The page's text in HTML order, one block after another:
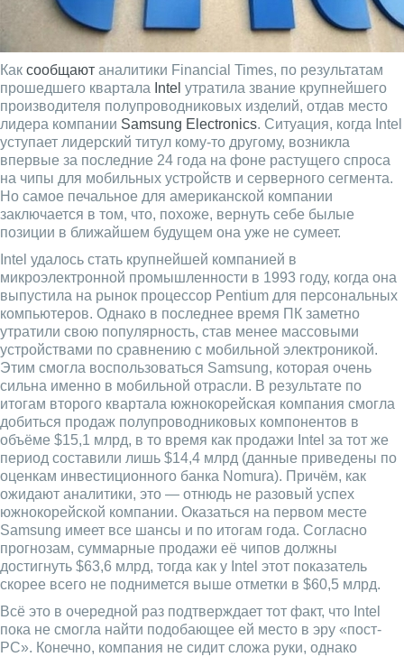
Как сообщают аналитики Financial Times, по результатам
прошедшего квартала Intel утратила звание крупнейшего
производителя полупроводниковых изделий, отдав место
лидера компании Samsung Electronics. Ситуация, когда Intel
уступает лидерский титул кому-то другому, возникла
впервые за последние 24 года на фоне растущего спроса
на чипы для мобильных устройств и серверного сегмента.
Но самое печальное для американской компании
заключается в том, что, похоже, вернуть себе былые
позиции в ближайшем будущем она уже не сумеет.
Intel удалось стать крупнейшей компанией в
микроэлектронной промышленности в 1993 году, когда она
выпустила на рынок процессор Pentium для персональных
компьютеров. Однако в последнее время ПК заметно
утратили свою популярность, став менее массовыми
устройствами по сравнению с мобильной электроникой.
Этим смогла воспользоваться Samsung, которая очень
сильна именно в мобильной отрасли. В результате по
итогам второго квартала южнокорейская компания смогла
добиться продаж полупроводниковых компонентов в
объёме $15,1 млрд, в то время как продажи Intel за тот же
период составили лишь $14,4 млрд (данные приведены по
оценкам инвестиционного банка Nomura). Причём, как
ожидают аналитики, это — отнюдь не разовый успех
южнокорейской компании. Оказаться на первом месте
Samsung имеет все шансы и по итогам года. Согласно
прогнозам, суммарные продажи её чипов должны
достигнуть $63,6 млрд, тогда как у Intel этот показатель
скорее всего не поднимется выше отметки в $60,5 млрд.
Всё это в очередной раз подтверждает тот факт, что Intel
пока не смогла найти подобающее ей место в эру «пост-
PC». Конечно, компания не сидит сложа руки, однако